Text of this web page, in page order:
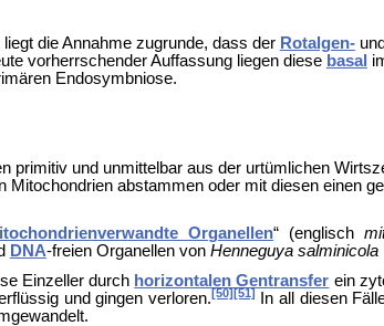
die Annahme zugrunde, dass der Rotalgen-
vorherrschender Auffassung liegen diese basal
Endosymbniose.
und unmittelbar aus der urtümlichen
Mitochondrien abstammen oder mit diesen einen
Organellen“ (englisch
DNA-freien Organellen von Henneguya salminicola
Einzeller durch horizontalen Gentransfer ein
und gingen verloren.[50][51]
In all diesen